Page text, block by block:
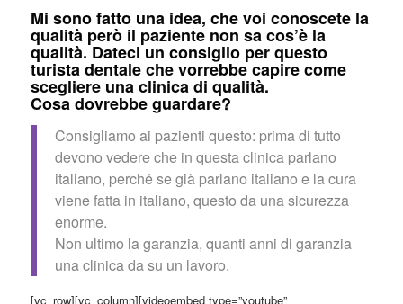
Mi sono fatto una idea, che voi conoscete la
qualità però il paziente non sa cos’è la
qualità. Dateci un consiglio per questo
turista dentale che vorrebbe capire come
scegliere una clinica di qualità.
Cosa dovrebbe guardare?
Consigliamo ai pazienti questo: prima di tutto
devono vedere che in questa clinica parlano
italiano, perché se già parlano italiano e la cura
viene fatta in italiano, questo da una sicurezza
enorme.
Non ultimo la garanzia, quanti anni di garanzia
una clinica da su un lavoro.
[vc_row][vc_column][videoembed type=”youtube”